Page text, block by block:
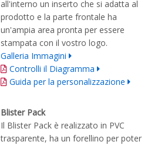
all'interno un inserto che si adatta al
prodotto e la parte frontale ha
un'ampia area pronta per essere
stampata con il vostro logo.
Galleria Immagini
Controlli il Diagramma
Guida per la personalizzazione
Blister Pack
Il Blister Pack è realizzato in PVC
trasparente, ha un forellino per poter